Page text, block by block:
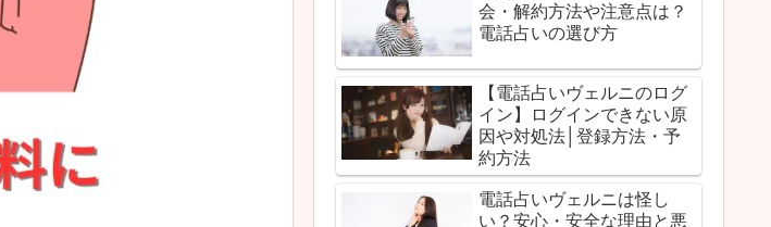
会・解約方法や注意点は？
電話占いの選び方
【電話占いヴェルニのログ
イン】ログインできない原
因や対処法│登録方法・予
約方法
電話占いヴェルニは怪し
い？安心・安全な理由と悪